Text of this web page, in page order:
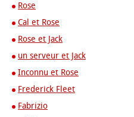
Rose
Cal et Rose
Rose et Jack
un serveur et Jack
Inconnu et Rose
Frederick Fleet
Fabrizio